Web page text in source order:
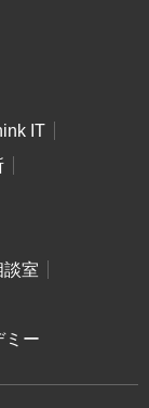
IT
室
ミー